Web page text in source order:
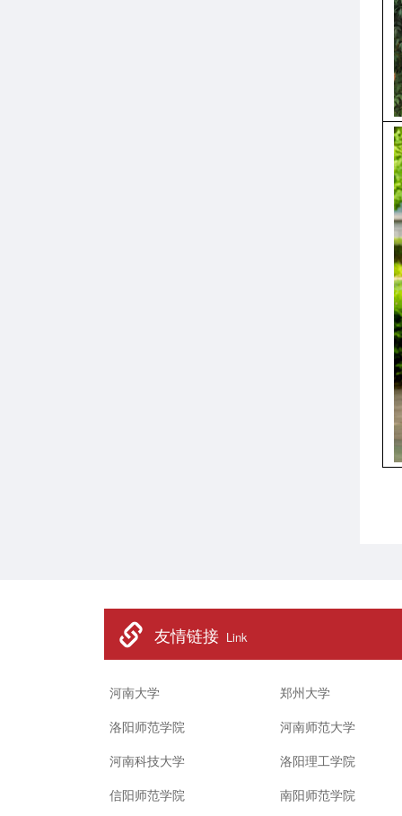
友情链接 Link
河南大学
洛阳师范学院
河南科技大学
信阳师范学院
郑州大学
河南师范大学
洛阳理工学院
南阳师范学院